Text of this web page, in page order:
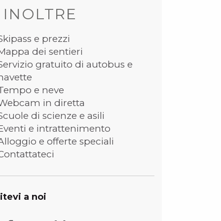
e prezzi
dei sentieri
gratuito di autobus e
e neve
in diretta
di scienze e asili
e intrattenimento
e offerte speciali
a noi